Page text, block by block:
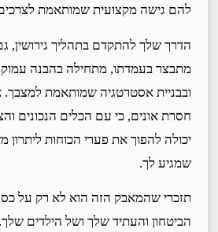
להם גישה מקצועית שמותאמת
הדרך שלך להתקדם בתהליך גירושין,
מתבצר בעמדתו, מתחילה בהבנה
ובבניית אסטרטגיה שמותאמת למצבך.
חסרת אונים, כי עם הכלים הנכונים
יכולה להפוך את פערי הכוחות
שמגיע לך.
תזכרי שהמאבק הזה הוא לא רק על
הביטחון והעתיד שלך ושל הילדים